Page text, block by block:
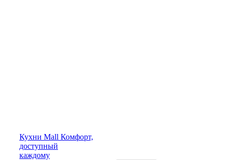
Кухни Mall Комфорт,
доступный
каждому